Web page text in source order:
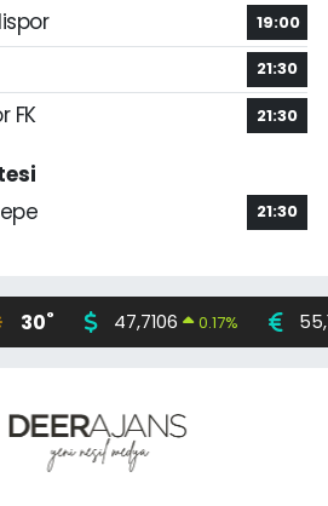
19:00
21:30
FK 21:30
21:30
30° 47,7106 0.17%